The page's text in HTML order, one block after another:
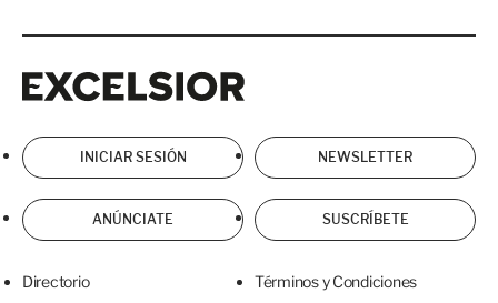
INICIAR SESIÓN NEWSLETTER
ANÚNCIATE SUSCRÍBETE
Directorio Términos y Condiciones